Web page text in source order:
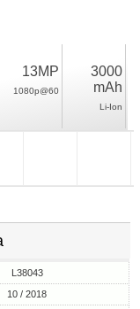
13MP
1080p@60
3000
mAh
Li-Ion
L38043
10 / 2018